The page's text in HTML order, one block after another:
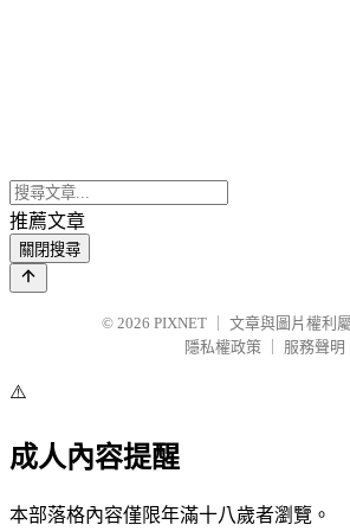
推薦文章
關閉搜尋
© 2026 PIXNET
文章與圖片權利
隱私權政策
服務聲明
⚠️
成人內容提醒
本部落格內容僅限年滿十八歲者瀏覽。